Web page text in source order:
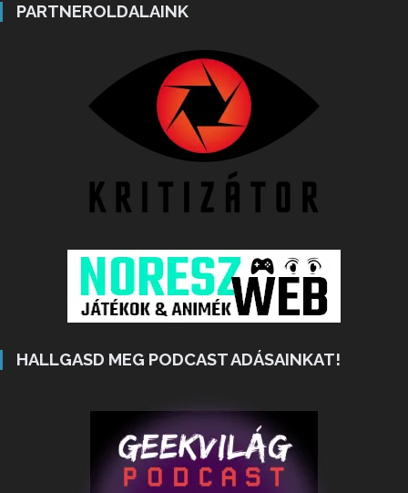
PARTNEROLDALAINK
HALLGASD MEG PODCAST ADÁSAINKAT!